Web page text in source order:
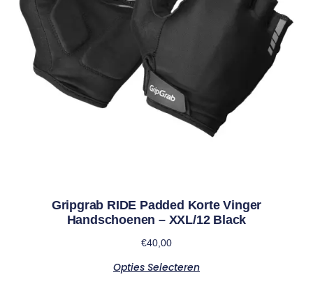
Gripgrab RIDE Padded Korte Vinger
Handschoenen – XXL/12 Black
€40,00
Opties Selecteren